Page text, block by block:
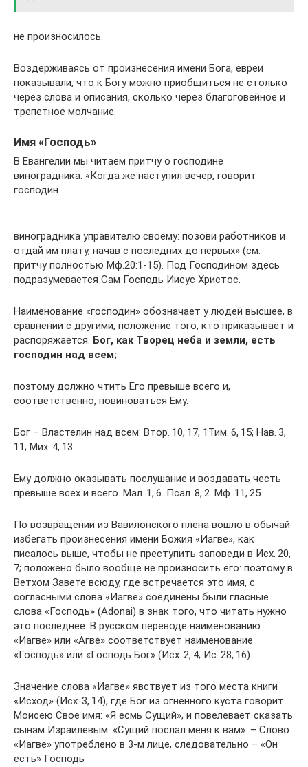
не произносилось.
Воздерживаясь от произнесения имени Бога, евреи
показывали, что к Богу можно приобщиться не столько
через слова и описания, сколько через благоговейное и
трепетное молчание.
Имя «Господь»
В Евангелии мы читаем притчу о господине
виноградника: «Когда же наступил вечер, говорит
господин
виноградника управителю своему: позови работников и
отдай им плату, начав с последних до первых» (см.
притчу полностью Мф.20:1-15). Под Господином здесь
подразумевается Сам Господь Иисус Христос.
Наименование «господин» обозначает у людей высшее, в
сравнении с другими, положение того, кто приказывает и
распоряжается. Бог, как Творец неба и земли, есть
господин над всем;
поэтому должно чтить Его превыше всего и,
соответственно, повиноваться Ему.
Бог – Властелин над всем: Втор. 10, 17; 1Тим. 6, 15; Нав. 3,
11; Мих. 4, 13.
Ему должно оказывать послушание и воздавать честь
превыше всех и всего. Мал. 1, 6. Псал. 8, 2. Мф. 11, 25.
По возвращении из Вавилонского плена вошло в обычай
избегать произнесения имени Божия «Иагве», как
писалось выше, чтобы не преступить заповеди в Исх. 20,
7; положено было вообще не произносить его: поэтому в
Ветхом Завете всюду, где встречается это имя, с
согласными слова «Иагве» соединены были гласные
слова «Господь» (Adonai) в знак того, что читать нужно
это последнее. В русском переводе наименованию
«Иагве» или «Агве» соответствует наименование
«Господь» или «Господь Бог» (Исх. 2, 4; Ис. 28, 16).
Значение слова «Иагве» явствует из того места книги
«Исход» (Исх. 3, 14), где Бог из огненного куста говорит
Моисею Свое имя: «Я есмь Сущий», и повелевает сказать
сынам Израилевым: «Сущий послал меня к вам». – Слово
«Иагве» употреблено в 3-м лице, следовательно – «Он
есть» Господь